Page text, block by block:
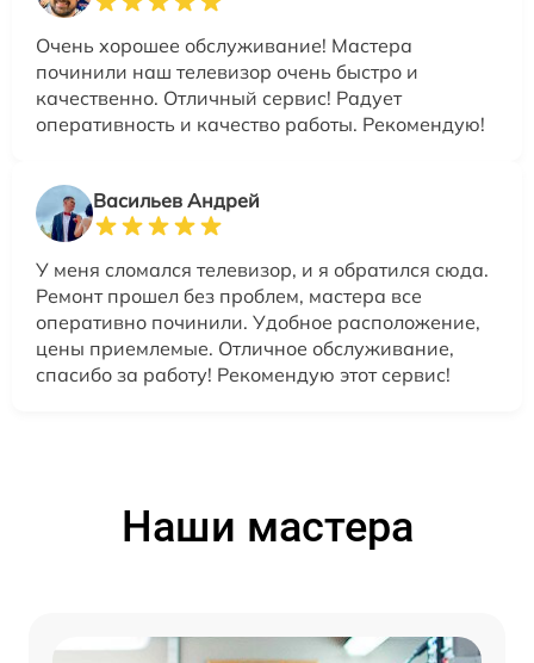
Очень хорошее обслуживание! Мастера
починили наш телевизор очень быстро и
качественно. Отличный сервис! Радует
оперативность и качество работы. Рекомендую!
Васильев Андрей
У меня сломался телевизор, и я обратился сюда.
Ремонт прошел без проблем, мастера все
оперативно починили. Удобное расположение,
цены приемлемые. Отличное обслуживание,
спасибо за работу! Рекомендую этот сервис!
Наши мастера